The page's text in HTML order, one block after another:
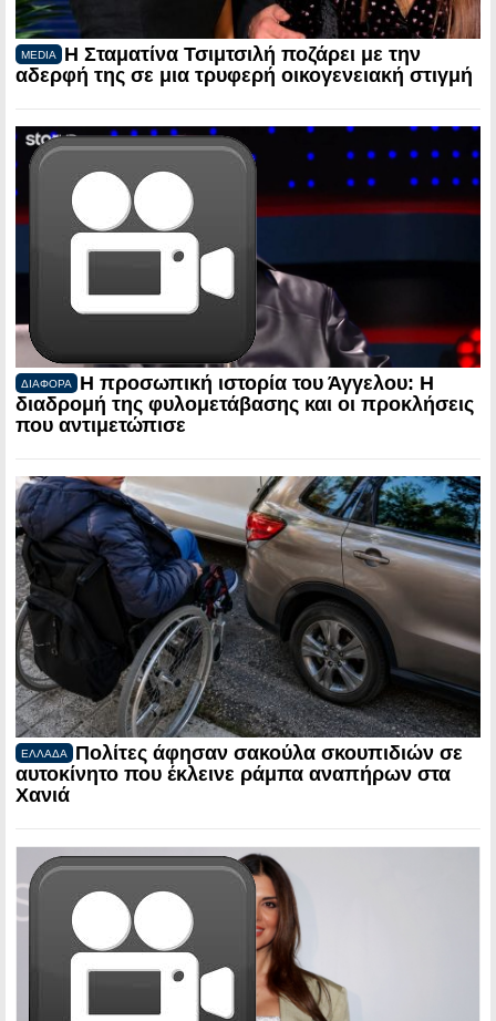
MEDIA
Η Σταματίνα Τσιμτσιλή ποζάρει με την
αδερφή της σε μια τρυφερή οικογενειακή στιγμή
ΔΙΑΦΟΡΑ
Η προσωπική ιστορία του Άγγελου: Η
διαδρομή της φυλομετάβασης και οι προκλήσεις
που αντιμετώπισε
ΕΛΛΑΔΑ
Πολίτες άφησαν σακούλα σκουπιδιών σε
αυτοκίνητο που έκλεινε ράμπα αναπήρων στα
Χανιά